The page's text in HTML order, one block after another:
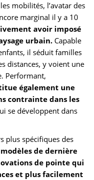
mobilités, l’avatar des
marginal il y a 10
avoir imposé
urbain. Capable
il séduit familles
distances, y voient une
Performant,
également une
contrainte dans les
se développent dans
plus spécifiques des
modèles de dernière
de pointe qui
et plus facilement